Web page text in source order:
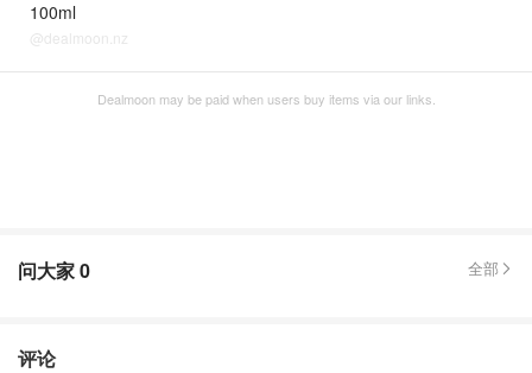
100ml
@dealmoon.nz
Dealmoon may be paid when users buy items via our links.
问大家0 全部
评论